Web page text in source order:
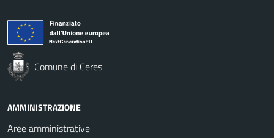
Comune di Ceres
AMMINISTRAZIONE
Aree amministrative